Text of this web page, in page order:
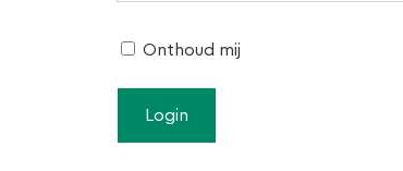
Onthoud mij